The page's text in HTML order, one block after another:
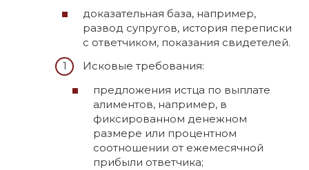
доказательная база, например,
развод супругов, история переписки
с ответчиком, показания свидетелей.
Исковые требования:
предложения истца по выплате
алиментов, например, в
фиксированном денежном
размере или процентном
соотношении от ежемесячной
прибыли ответчика;